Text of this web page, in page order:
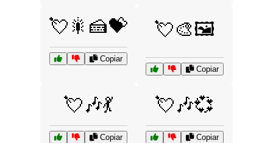
💘🎇🍰💝
Copiar
💘🎨🖼️
Copiar
💘🎶💃
Copiar
💘🎶💞
Copiar